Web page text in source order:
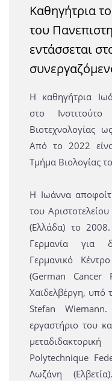
Καθηγήτρια
του
εντάσσεται
Η καθηγήτρια
στο
Βιοτεχνολογίας
Από το 2022
Τμήμα Βιολογίας
Η Ιωάννα
του
(Ελλάδα) το
Γερμανία για
Γερμανικό
(German Cancer
Χαϊδελβέργη, υπό
Stefan
εργαστήριο του
Polytechnique
Λωζάνη